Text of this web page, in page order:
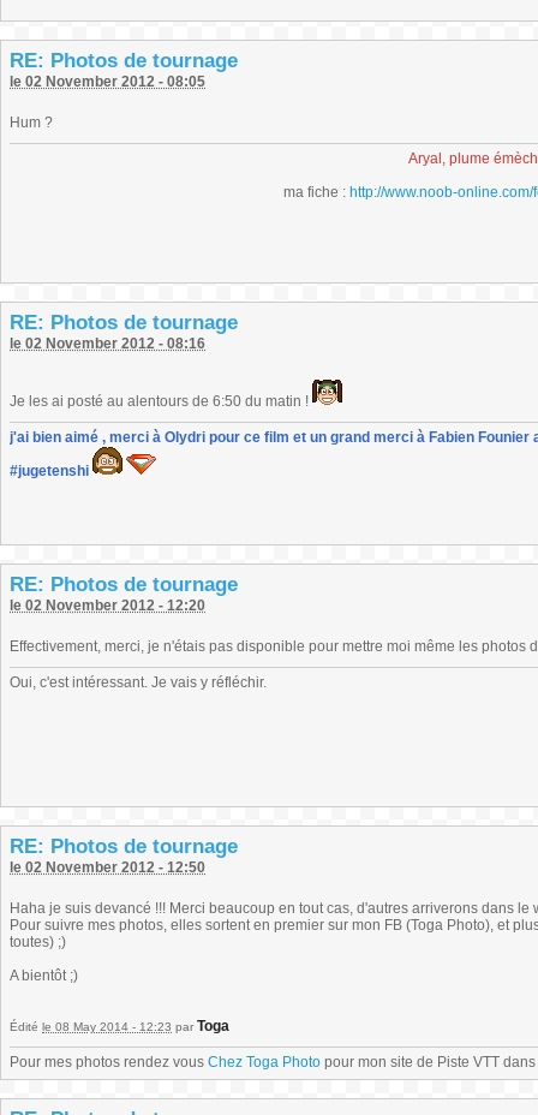
RE: Photos de tournage
le 02 November 2012 - 08:05
Hum ?
Aryal, plume
ma fiche : http://www.noob-
RE: Photos de tournage
le 02 November 2012 - 08:16
Je les ai posté au alentours de 6:50 du matin !
j'ai bien aimé , merci à Olydri pour ce film et un grand merci à Fabien
#jugetenshi
RE: Photos de tournage
le 02 November 2012 - 12:20
Effectivement, merci, je n'étais pas disponible pour mettre moi même les photos
Oui, c'est intéressant. Je vais y réfléchir.
RE: Photos de tournage
le 02 November 2012 - 12:50
Haha je suis devancé !!! Merci beaucoup en tout cas, d'autres arriverons dans
Pour suivre mes photos, elles sortent en premier sur mon FB (Toga Photo), et
toutes) ;)
A bientôt ;)
Édité le 08 May 2014 - 12:23 par Toga
Pour mes photos rendez vous Chez Toga Photo pour mon site de Piste VTT